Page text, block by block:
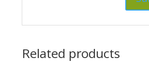
Related products